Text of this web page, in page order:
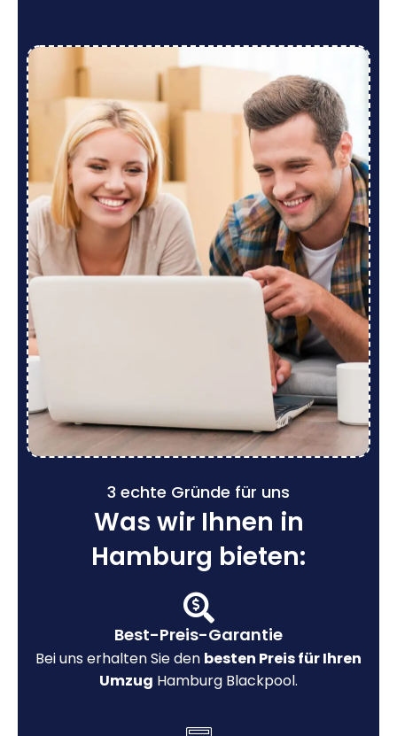
3 echte Gründe für uns
Was wir Ihnen in
Hamburg bieten:
Best-Preis-Garantie
Bei uns erhalten Sie den besten Preis für Ihren
Umzug Hamburg Blackpool.